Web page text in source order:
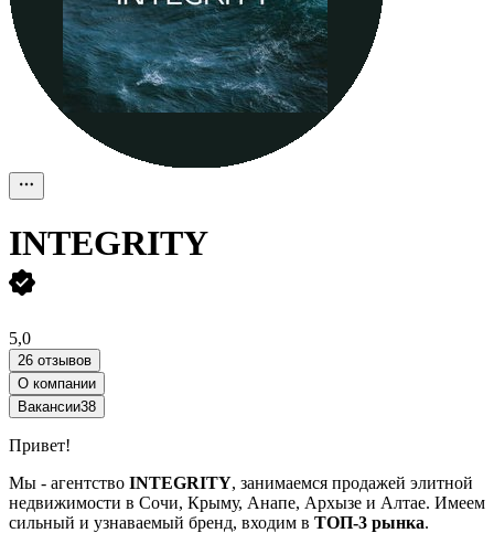
INTEGRITY
5,0
26 отзывов
О компании
Вакансии38
Привет!
Мы - агентство INTEGRITY, занимаемся продажей элитной
недвижимости в Сочи, Крыму, Анапе, Архызе и Алтае. Имеем
сильный и узнаваемый бренд, входим в ТОП-3 рынка.